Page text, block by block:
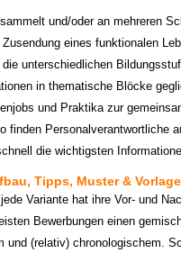
und/oder an mehreren
eines funktionalen
unterschiedlichen
in thematische Blöcke
und Praktika zur
finden Personalverantwortliche
die wichtigsten
Tipps, Muster &
Variante hat ihre Vor- und
Bewerbungen einen
und (relativ) chronologischem.